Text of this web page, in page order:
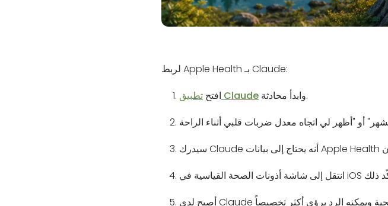
لربط Apple Health بـ Claude:
افتح تطبيق Claude
وابدأ محادثة.